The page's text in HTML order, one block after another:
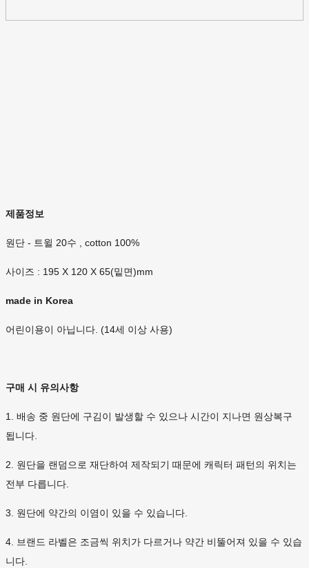
제품정보
원단 - 트윌 20수 , cotton 100%
사이즈 : 195 X 120 X 65(밑면)mm
made in Korea
어린이용이 아닙니다. (14세 이상 사용)
구매 시 유의사항
1. 배송 중 원단에 구김이 발생할 수 있으나 시간이 지나면 원상복구
됩니다.
2. 원단을 랜덤으로 재단하여 제작되기 때문에 캐릭터 패턴의 위치는
전부 다릅니다.
3. 원단에 약간의 이염이 있을 수 있습니다.
4. 브랜드 라벨은 조금씩 위치가 다르거나 약간 비뚤어져 있을 수 있습
니다.